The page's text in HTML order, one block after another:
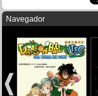
Navegador